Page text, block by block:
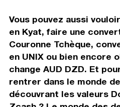
Vous pouvez aussi
en Kyat, faire une
Couronne Tchèque,
en UNIX ou bien encore
change AUD DZD. Et
rentrer dans le monde
découvrant les valeurs